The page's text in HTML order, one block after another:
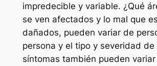
impredecible y variable. ¿Qué
se ven afectados y lo mal que
dañados, pueden variar de
persona y el tipo y severidad de
síntomas también pueden